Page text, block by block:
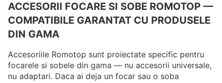
ACCESORII FOCARE SI SOBE ROMOTOP —
COMPATIBILE GARANTAT CU PRODUSELE
DIN GAMA
Accesoriile Romotop sunt proiectate specific pentru
focarele si sobele din gama — nu accesorii universale,
nu adaptari. Daca ai deja un focar sau o soba